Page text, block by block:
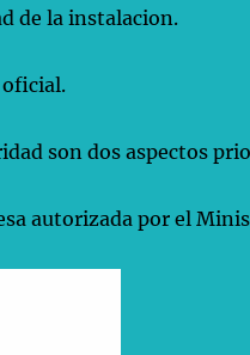
de la instalacion.
son dos aspectos
autorizada por el